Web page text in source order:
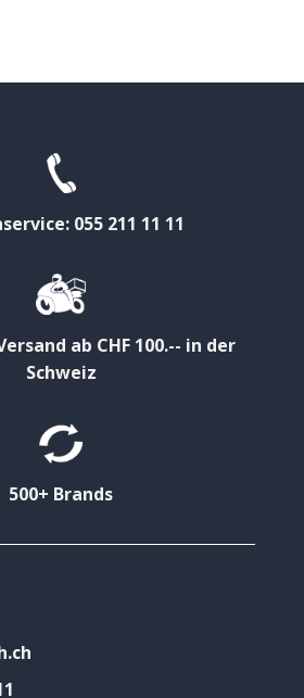
055 211 11 11
ab CHF 100.-- in der
Schweiz
500+ Brands